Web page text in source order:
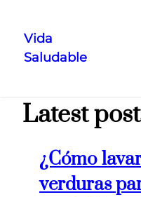
Saltar
contenido
Vida
Saludable
Latest
¿Cómo
verduras